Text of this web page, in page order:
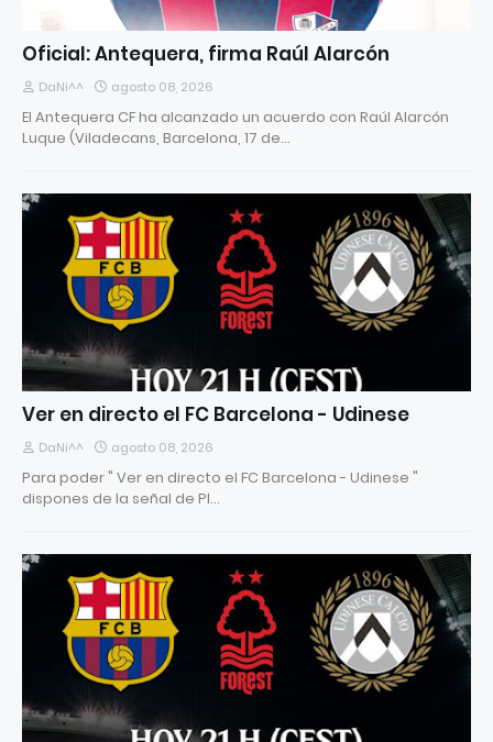
Oficial: Antequera, firma Raúl Alarcón
DaNi^^ agosto 08, 2026
El Antequera CF ha alcanzado un acuerdo con Raúl Alarcón
Luque (Viladecans, Barcelona, 17 de…
Ver en directo el FC Barcelona - Udinese
DaNi^^ agosto 08, 2026
Para poder " Ver en directo el FC Barcelona - Udinese "
dispones de la señal de Pl…